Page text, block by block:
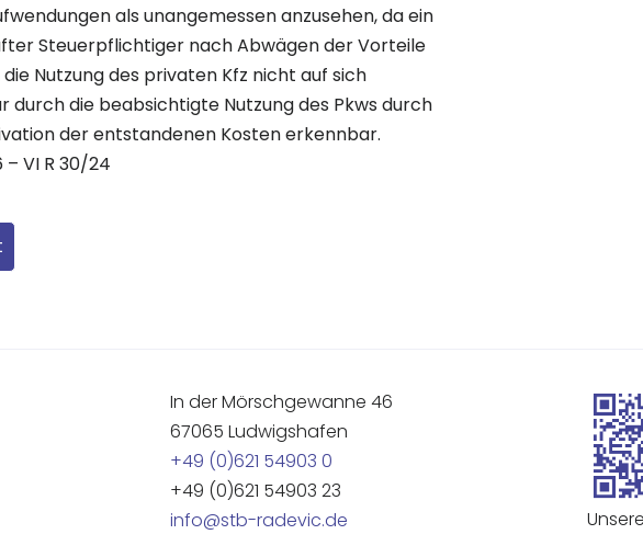
als unangemessen anzusehen, da ein
Steuerpflichtiger nach Abwägen der Vorteile
Nutzung des privaten Kfz nicht auf sich
durch die beabsichtigte Nutzung des Pkws durch
der entstandenen Kosten erkennbar.
– VI R 30/24
In der Mörschgewanne 46
67065 Ludwigshafen
+49 (0)621 54903 0
+49 (0)621 54903 23
info@stb-radevic.de